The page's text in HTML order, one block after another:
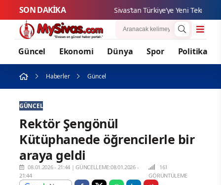
SON DAKİKA Sivas’tan Türkiye’ye Yeni Teknoloji
Güncel Ekonomi Dünya Spor Politika
Haberler Güncel
GÜNCEL
Rektör Şengönül
Kütüphanede öğrencilerle bir
araya geldi
08.01.2026 - 21:44 |GÜNCELLEME:08.01.2026 -
21:44
161
GÖRÜNTÜLEME